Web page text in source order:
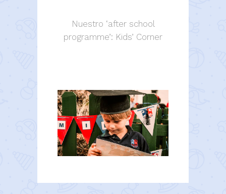
Nuestro ‘after school
programme’: Kids’ Corner